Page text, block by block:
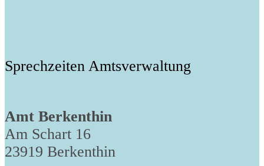
Sprechzeiten Amtsverwaltung
Amt Berkenthin
Am Schart 16
23919 Berkenthin